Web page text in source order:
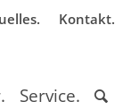
Kontakt.
Service.